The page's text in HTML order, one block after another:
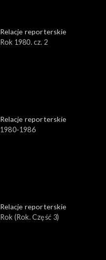
Relacje reporterskie
Rok 1980. cz. 2
Relacje reporterskie
1980-1986
Relacje reporterskie
Rok (Rok. Część 3)